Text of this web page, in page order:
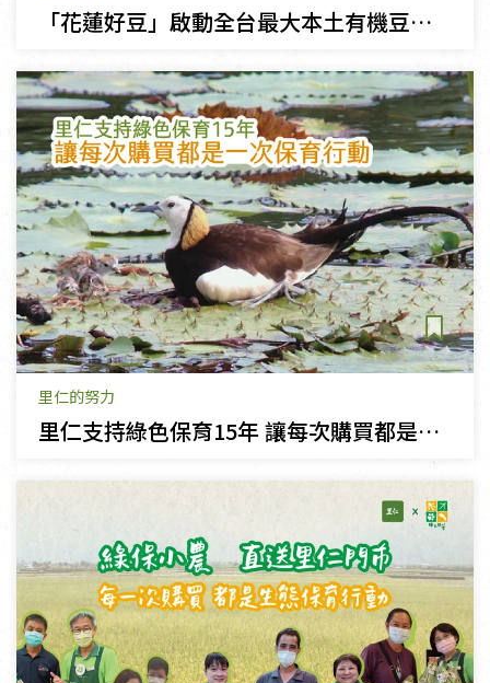
「花蓮好豆」啟動全台最大本土有機豆產業鏈
里仁的努力
里仁支持綠色保育15年 讓每次購買都是一次保育行動